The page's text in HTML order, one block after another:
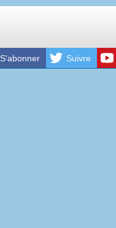
S'abonner Suivre